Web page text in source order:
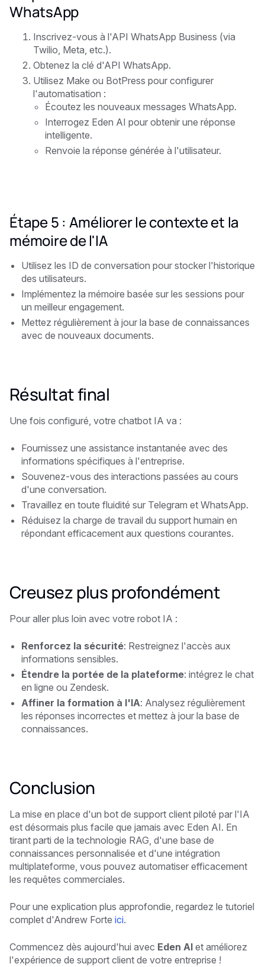
WhatsApp
Inscrivez-vous à l'API WhatsApp Business (via
Twilio, Meta, etc.).
Obtenez la clé d'API WhatsApp.
Utilisez Make ou BotPress pour configurer
l'automatisation :
Écoutez les nouveaux messages WhatsApp.
Interrogez Eden AI pour obtenir une réponse
intelligente.
Renvoie la réponse générée à l'utilisateur.
Étape 5 : Améliorer le contexte et la
mémoire de l'IA
Utilisez les ID de conversation pour stocker l'historique
des utilisateurs.
Implémentez la mémoire basée sur les sessions pour
un meilleur engagement.
Mettez régulièrement à jour la base de connaissances
avec de nouveaux documents.
Résultat final
Une fois configuré, votre chatbot IA va :
Fournissez une assistance instantanée avec des
informations spécifiques à l'entreprise.
Souvenez-vous des interactions passées au cours
d'une conversation.
Travaillez en toute fluidité sur Telegram et WhatsApp.
Réduisez la charge de travail du support humain en
répondant efficacement aux questions courantes.
Creusez plus profondément
Pour aller plus loin avec votre robot IA :
Renforcez la sécurité: Restreignez l'accès aux
informations sensibles.
Étendre la portée de la plateforme: intégrez le chat
en ligne ou Zendesk.
Affiner la formation à l'IA: Analysez régulièrement
les réponses incorrectes et mettez à jour la base de
connaissances.
Conclusion
La mise en place d'un bot de support client piloté par l'IA
est désormais plus facile que jamais avec Eden AI. En
tirant parti de la technologie RAG, d'une base de
connaissances personnalisée et d'une intégration
multiplateforme, vous pouvez automatiser efficacement
les requêtes commerciales.
Pour une explication plus approfondie, regardez le tutoriel
complet d'Andrew Forte ici.
Commencez dès aujourd'hui avec Eden AI et améliorez
l'expérience de support client de votre entreprise !